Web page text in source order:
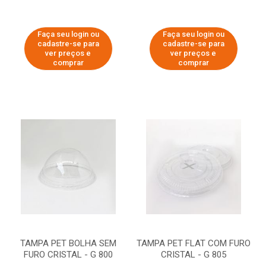
Faça seu login ou
cadastre-se para
ver preços e
comprar
Faça seu login ou
cadastre-se para
ver preços e
comprar
TAMPA PET BOLHA SEM
FURO CRISTAL - G 800
TAMPA PET FLAT COM FURO
CRISTAL - G 805